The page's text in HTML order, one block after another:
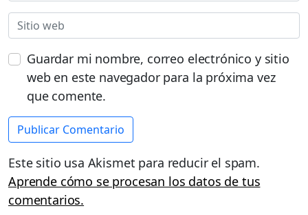
Guardar mi nombre, correo electrónico y sitio
web en este navegador para la próxima vez
que comente.
Este sitio usa Akismet para reducir el spam.
Aprende cómo se procesan los datos de tus
comentarios.